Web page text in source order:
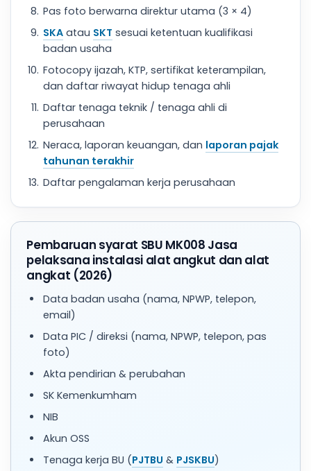
Pas foto berwarna direktur utama (3 × 4)
SKA atau SKT sesuai ketentuan kualifikasi
badan usaha
Fotocopy ijazah, KTP, sertifikat keterampilan,
dan daftar riwayat hidup tenaga ahli
Daftar tenaga teknik / tenaga ahli di
perusahaan
Neraca, laporan keuangan, dan laporan pajak
tahunan terakhir
Daftar pengalaman kerja perusahaan
Pembaruan syarat SBU MK008 Jasa
pelaksana instalasi alat angkut dan alat
angkat (2026)
Data badan usaha (nama, NPWP, telepon,
email)
Data PIC / direksi (nama, NPWP, telepon, pas
foto)
Akta pendirian & perubahan
SK Kemenkumham
NIB
Akun OSS
Tenaga kerja BU (PJTBU & PJSKBU)